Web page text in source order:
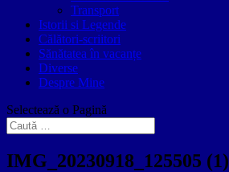
Transport
Istorii si Legende
Călători-scriitori
Sănătatea în vacanțe
Diverse
Despre Mine
Selectează o Pagină
IMG_20230918_125505 (1)